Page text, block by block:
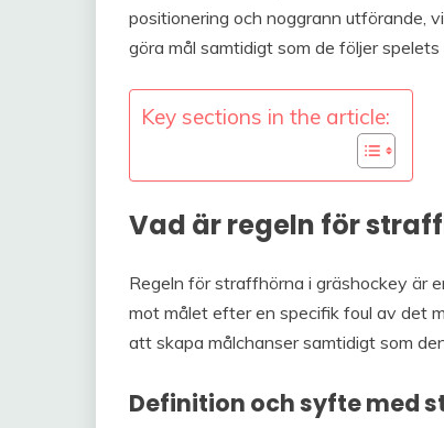
positionering och noggrann utförande,
göra mål samtidigt som de följer spelets
Key sections in the article:
Vad är regeln för
Regeln för straffhörna i gräshockey är
mot målet efter en specifik foul av det
att skapa målchanser samtidigt som
Definition och syfte med